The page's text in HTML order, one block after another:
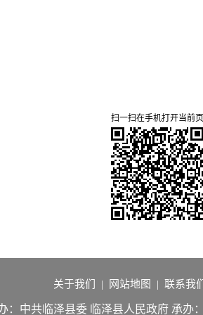
扫一扫在手机打开当前页
关于我们 | 网站地图 | 联系我们
：中共临泽县委 临泽县人民政府 承办